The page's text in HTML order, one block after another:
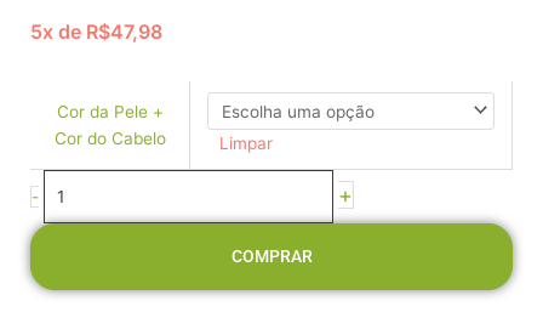
5x de R$47,98
Cor da Pele +
Cor do Cabelo
Limpar
-
Boneco
Camisa
Poá
+
COMPRAR